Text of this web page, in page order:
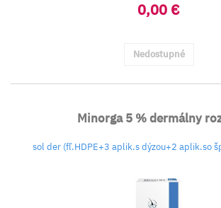
0,00 €
Nedostupné
Minorga 5 % dermálny
sol der (fľ.HDPE+3 aplik.s dýzou+2 aplik.so